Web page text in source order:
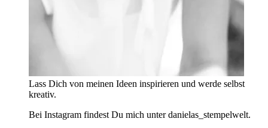
Lass Dich von meinen Ideen inspirieren und werde selbst
kreativ.
Bei Instagram findest Du mich unter danielas_stempelwelt.